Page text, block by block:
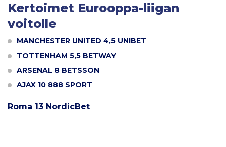
Kertoimet Eurooppa-liigan
voitolle
MANCHESTER UNITED 4,5 UNIBET
TOTTENHAM 5,5 BETWAY
ARSENAL 8 BETSSON
AJAX 10 888 SPORT
Roma 13 NordicBet